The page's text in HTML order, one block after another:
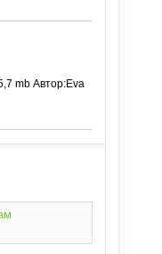
mb Автор:Eva